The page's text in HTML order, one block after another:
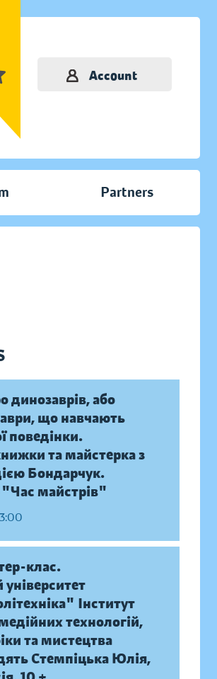
Account
Partners
динозаврів, або
що навчають
поведінки.
та майстерка з
Бондарчук.
майстрів"
клас.
Інститут
технологій,
та мистецтва
Стемпіцька Юлія,